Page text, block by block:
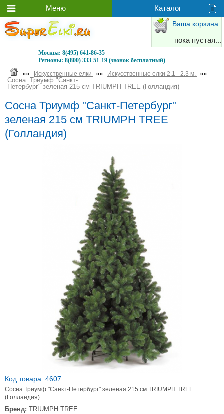
Москва: 8(495) 641-86-35
Регионы: 8(800) 333-51-19 (звонок бесплатный)
Ваша корзина
пока пустая...
»» Искусственные елки »» Искусственные елки 2.1 - 2.3 м. »»
Сосна Триумф "Санкт-
Петербург" зеленая 215 см TRIUMPH TREE (Голландия)
Сосна Триумф "Санкт-Петербург"
зеленая 215 см TRIUMPH TREE
(Голландия)
Код товара: 4607
Сосна Триумф "Санкт-Петербург" зеленая 215 см TRIUMPH TREE
(Голландия)
Бренд: TRIUMPH TREE